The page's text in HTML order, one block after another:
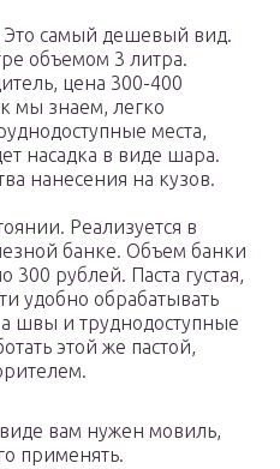
Это самый дешевый вид.
объемом 3 литра.
цена 300-400
мы знаем, легко
места,
насадка в виде шара.
нанесения на кузов.
Реализуется в
банке. Объем банки
300 рублей. Паста густая,
удобно обрабатывать
швы и труднодоступные
этой же пастой,
вам нужен мовиль,
применять.